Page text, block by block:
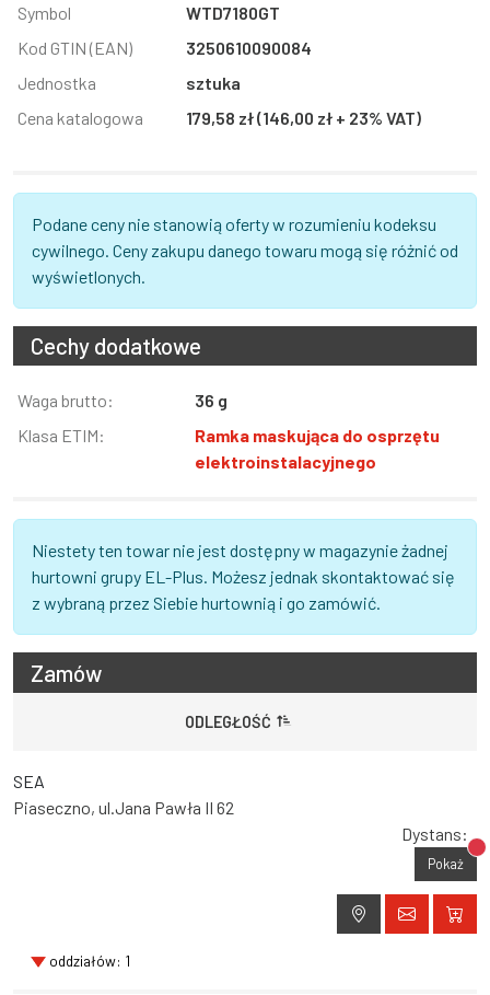
Symbol
WTD7180GT
Kod GTIN (EAN)
3250610090084
Jednostka
sztuka
Cena katalogowa
179,58 zł (146,00 zł + 23% VAT)
Podane ceny nie stanowią oferty w rozumieniu kodeksu
cywilnego. Ceny zakupu danego towaru mogą się różnić od
wyświetlonych.
Cechy dodatkowe
Informacja
Wartość
Waga brutto:
36 g
Klasa ETIM:
Ramka maskująca do osprzętu
elektroinstalacyjnego
Niestety ten towar nie jest dostępny w magazynie żadnej
hurtowni grupy EL-Plus. Możesz jednak skontaktować się
z wybraną przez Siebie hurtownią i go zamówić.
Zamów
ODLEGŁOŚĆ
SEA
Piaseczno, ul.Jana Pawła II 62
Dystans:
Pokaż
oddziałów: 1